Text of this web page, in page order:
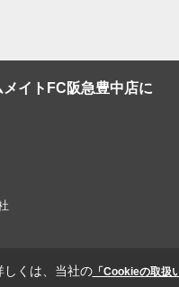
イトFC阪急豊中店に
しくは、当社の「Cookieの取扱